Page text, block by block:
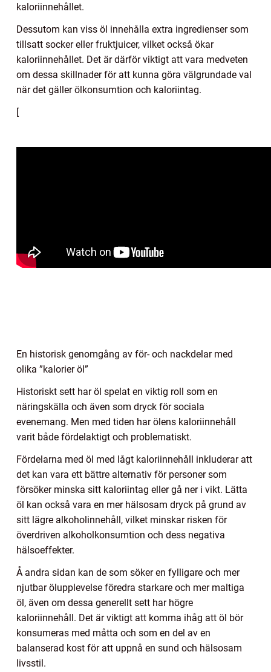
kaloriinnehållet.
Dessutom kan viss öl innehålla extra ingredienser som
tillsatt socker eller fruktjuicer, vilket också ökar
kaloriinnehållet. Det är därför viktigt att vara medveten
om dessa skillnader för att kunna göra välgrundade val
när det gäller ölkonsumtion och kaloriintag.
[
En historisk genomgång av för- och nackdelar med
olika ”kalorier öl”
Historiskt sett har öl spelat en viktig roll som en
näringskälla och även som dryck för sociala
evenemang. Men med tiden har ölens kaloriinnehåll
varit både fördelaktigt och problematiskt.
Fördelarna med öl med lågt kaloriinnehåll inkluderar att
det kan vara ett bättre alternativ för personer som
försöker minska sitt kaloriintag eller gå ner i vikt. Lätta
öl kan också vara en mer hälsosam dryck på grund av
sitt lägre alkoholinnehåll, vilket minskar risken för
överdriven alkoholkonsumtion och dess negativa
hälsoeffekter.
Å andra sidan kan de som söker en fylligare och mer
njutbar ölupplevelse föredra starkare och mer maltiga
öl, även om dessa generellt sett har högre
kaloriinnehåll. Det är viktigt att komma ihåg att öl bör
konsumeras med måtta och som en del av en
balanserad kost för att uppnå en sund och hälsosam
livsstil.